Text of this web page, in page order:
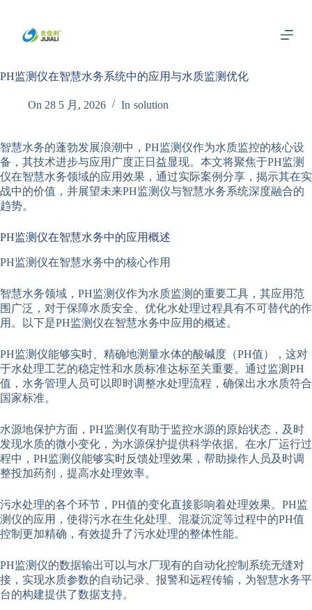
内
PH监测仪在智慧水务系统中的应用与水质监测优化
On 28 5 月, 2026 In solution
智慧水务的蓬勃发展浪潮中，PH监测仪作为水质监控的核心设
备，其技术进步与应用广度正日益显现。本文将聚焦于PH监测
仪在智慧水务领域的应用效果，通过实际案例分享，揭示其在实
战中的价值，并展望未来PH监测仪与智慧水务系统深度融合的
趋势。
PH监测仪在智慧水务中的应用概述
PH监测仪在智慧水务中的核心作用
智慧水务领域，PH监测仪作为水质监测的重要工具，其应用范
围广泛，对于保障水质安全、优化水处理过程具有不可替代的作
用。以下是PH监测仪在智慧水务中应用的概述。
PH监测仪能够实时、精确地测量水体的酸碱度（PH值），这对
于水处理工艺的稳定性和水质标准达标至关重要。通过监测PH
值，水务管理人员可以即时调整水处理流程，确保出水水质符合
国家标准。
水源地保护方面，PH监测仪有助于监控水源的原始状态，及时
发现水质的微小变化，为水源保护提供科学依据。在水厂运行过
程中，PH监测仪能够实时反馈处理效果，帮助操作人员及时调
整投加药剂，提高水处理效率。
污水处理的各个环节，PH值的变化直接影响着处理效果。PH监
测仪的应用，使得污水在生化处理、混凝沉淀等过程中的PH值
控制更加精确，有效提升了污水处理的整体性能。
PH监测仪的数据输出可以与水厂现有的自动化控制系统无缝对
接，实现水质参数的自动记录、报警和远程传输，为智慧水务平
台的构建提供了数据支持。